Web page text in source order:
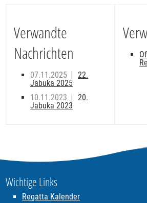
Verwandte
Nachrichten
07.11.2025
22.
Jabuka 2025
10.11.2023
20.
Jabuka 2023
Wichtige Links
Regatta Kalender